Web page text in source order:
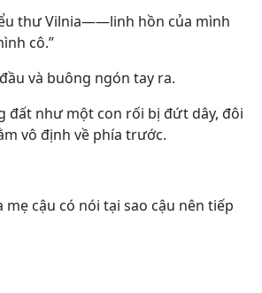
thư Vilnia——linh hồn của mình
cô.”
và buông ngón tay ra.
đất như một con rối bị đứt dây, đôi
vô định về phía trước.
mẹ cậu có nói tại sao cậu nên tiếp